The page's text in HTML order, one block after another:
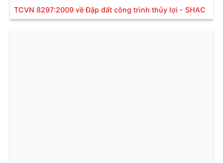
TCVN 8297:2009 về Đập đất công trình thủy lợi - SHAC